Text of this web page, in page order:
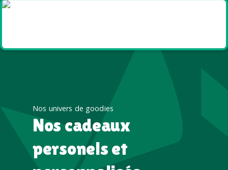
Nos univers de goodies
Nos cadeaux
personels et